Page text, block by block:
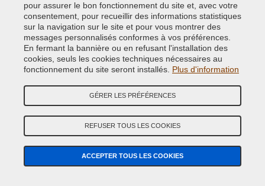
Code couleur originale:AUF
Code du produit: VCD-BLVC-AUF
CAIRNGORM BROWN MET. ( LAND ROVER ) AUF
Code couleur originale: 408
Code couleur originale: JEU
pour assurer le bon fonctionnement du site et, avec votre
consentement, pour recueillir des informations statistiques
sur la navigation sur le site et pour vous montrer des
messages personnalisés conformes à vos préférences.
En fermant la bannière ou en refusant l'installation des
cookies, seuls les cookies techniques nécessaires au
fonctionnement du site seront installés. Plus d'information
GÉRER LES PRÉFÉRENCES
REFUSER TOUS LES COOKIES
ACCEPTER TOUS LES COOKIES